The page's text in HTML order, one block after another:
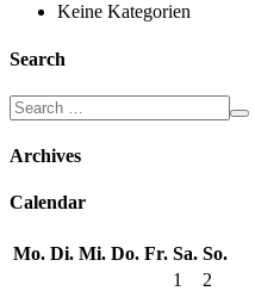
Keine Kategorien
Search
Archives
Calendar
Mo. Di. Mi. Do. Fr. Sa. So.
1
2